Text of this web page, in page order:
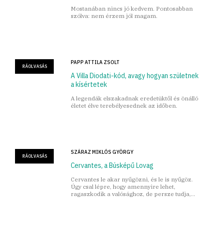
Mostanában nincs jó kedvem. Pontosabban
szólva: nem érzem jól magam.
RÁOLVASÁS
PAPP ATTILA ZSOLT
A Villa Diodati-kód, avagy hogyan születnek
a kísértetek
A legendák elszakadnak eredetüktől és önálló
életet élve terebélyesednek az időben.
RÁOLVASÁS
SZÁRAZ MIKLÓS GYÖRGY
Cervantes, a Búsképű Lovag
Cervantes le akar nyűgözni, és le is nyűgöz.
Úgy csal lépre, hogy amennyire lehet,
ragaszkodik a valósághoz, de persze tudja,